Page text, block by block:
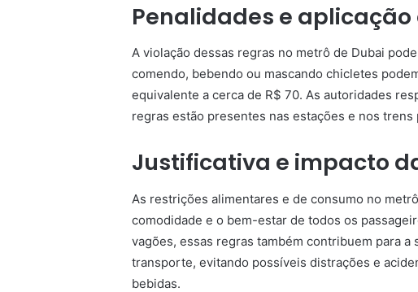
Penalidades e
A violação dessas regras no metrô de Dubai
comendo, bebendo ou mascando chicletes
equivalente a cerca de R$ 70. As autoridades
regras estão presentes nas estações e nos
Justificativa e impacto
As restrições alimentares e de consumo no
comodidade e o bem-estar de todos os
vagões, essas regras também contribuem para
transporte, evitando possíveis distrações e
bebidas.